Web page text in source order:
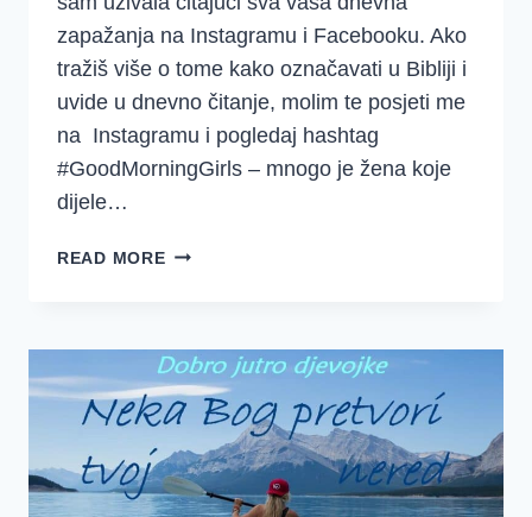
zapažanja na Instagramu i Facebooku. Ako
tražiš više o tome kako označavati u Bibliji i
uvide u dnevno čitanje, molim te posjeti me
na Instagramu i pogledaj hashtag
#GoodMorningGirls – mnogo je žena koje
dijele…
READ MOREDOBRO
SREDSTVA
{JOŠUA
6-